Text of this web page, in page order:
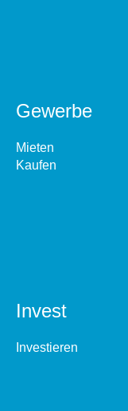
Gewerbe
Mieten
Kaufen
Invest
Investieren